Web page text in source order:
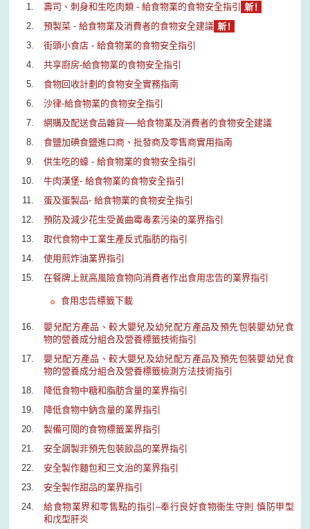
壽司、刺身和生吃肉類 - 給食物業的食物安全指引
預製菜 - 給食物業及消費者的食物安全建議
街頭小食店 - 給食物業的食物安全指引
共享廚房-給食物業的食物安全指引
食物回收計劃的食物安全實務指南
沙律-給食物業的食物安全指引
網購及配送食品雜貨──給食物業及消費者的食物安全建議
食鹽加碘食鹽進口商、批發商及零售商實用指南
供生吃的蠔 - 給食物業的食物安全指引
牛肉漢堡- 給食物業的食物安全指引
蛋及蛋製品- 給食物業的食物安全指引
預防及減少花生受黃曲霉毒素污染的業界指引
取代食物中工業生產反式脂肪的指引
使用煎炸油業界指引
在餐牌上就高風險食物向消費者作出食用忠告的業界指引
食用忠告標籤下載
嬰兒配方產品、較大嬰兒及幼兒配方產品及預先包裝嬰幼兒食
物的營養成分組合及營養標籤技術指引
嬰兒配方產品、較大嬰兒及幼兒配方產品及預先包裝嬰幼兒食
物的營養成分組合及營養標籤檢測方法技術指引
降低食物中糖和脂肪含量的業界指引
降低食物中鈉含量的業界指引
製備可閱的食物標籤業界指引
安全調製非預先包裝飲品的業界指引
安全製作麵包和三文治的業界指引
安全製作甜品的業界指引
給食物業界和零售點的指引–奉行良好食物衞生守則 慎防甲型
和戊型肝炎